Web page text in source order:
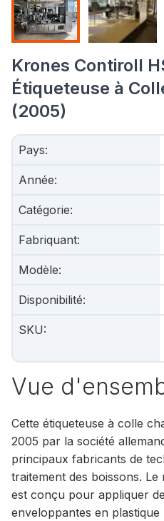
Krones Contiroll
Étiqueteuse à
(2005)
Pays:
Année:
Catégorie:
Fabriquant:
Modèle:
Disponibilité:
SKU:
Vue
Cette étiqueteuse à colle
2005 par la société
principaux fabricants de
traitement des boissons.
est conçu pour appliquer
enveloppantes en